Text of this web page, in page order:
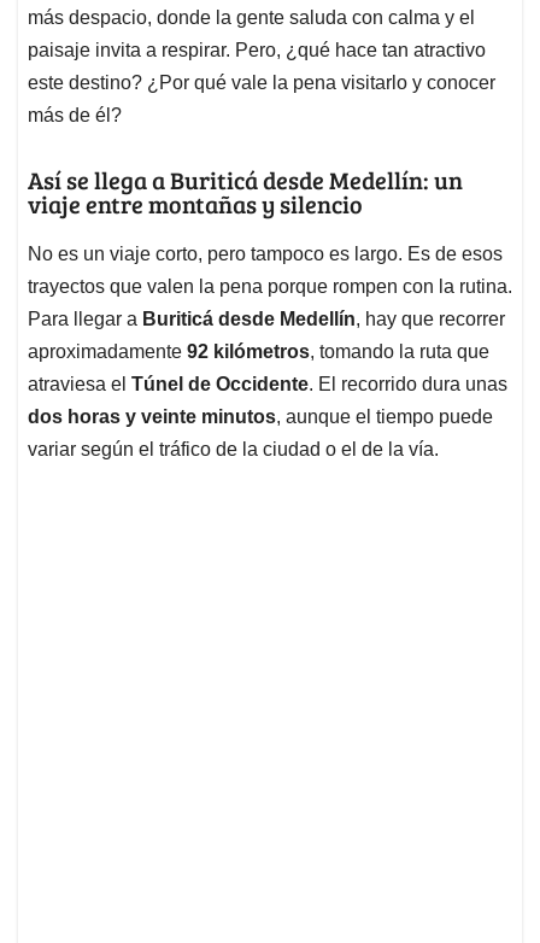
más despacio, donde la gente saluda con calma y el
paisaje invita a respirar. Pero, ¿qué hace tan atractivo
este destino? ¿Por qué vale la pena visitarlo y conocer
más de él?
Así se llega a Buriticá desde Medellín: un
viaje entre montañas y silencio
No es un viaje corto, pero tampoco es largo. Es de esos
trayectos que valen la pena porque rompen con la rutina.
Para llegar a Buriticá desde Medellín, hay que recorrer
aproximadamente 92 kilómetros, tomando la ruta que
atraviesa el Túnel de Occidente. El recorrido dura unas
dos horas y veinte minutos, aunque el tiempo puede
variar según el tráfico de la ciudad o el de la vía.